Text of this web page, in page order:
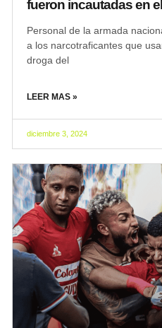
fueron incautadas en
Personal de la armada
a los narcotraficantes que
droga del
LEER MAS »
diciembre 3, 2024